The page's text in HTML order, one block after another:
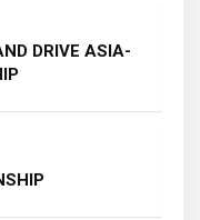
DRIVE ASIA-